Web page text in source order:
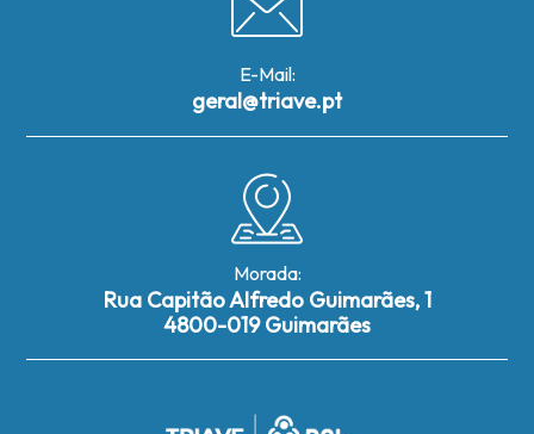
E-Mail:
geral@triave.pt
Morada:
Rua Capitão Alfredo Guimarães, 1
4800-019 Guimarães